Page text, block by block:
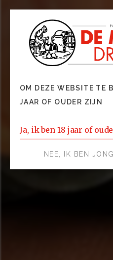
OM DEZE WEBSITE TE
JAAR OF OUDER ZIJN
Ja, ik ben 18 jaar of
NEE, IK BEN